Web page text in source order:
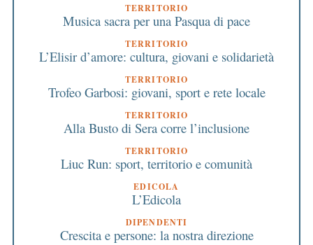
TERRITORIO
Musica sacra per una Pasqua di pace
TERRITORIO
L’Elisir d’amore: cultura, giovani e solidarietà
TERRITORIO
Trofeo Garbosi: giovani, sport e rete locale
TERRITORIO
Alla Busto di Sera corre l’inclusione
TERRITORIO
Liuc Run: sport, territorio e comunità
EDICOLA
L’Edicola
DIPENDENTI
Crescita e persone: la nostra direzione